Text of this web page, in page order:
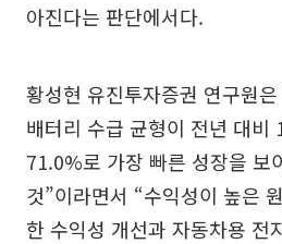
아진다는 판단에서다.
황성현 유진투자증권 연구원
배터리 수급 균형이 전년 대비
71.0%로 가장 빠른 성장을 보
것”이라면서 “수익성이 높은
한 수익성 개선과 자동차용 전